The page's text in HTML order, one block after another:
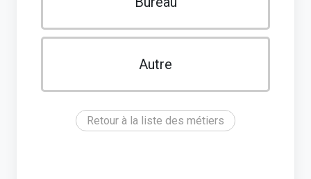
Autre
Retour à la liste des métiers